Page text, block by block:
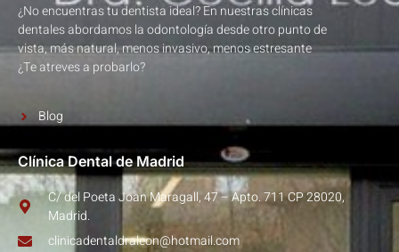
¿No encuentras tu dentista ideal? En nuestras clínicas
dentales abordamos la odontología desde otro punto de
vista, más natural, menos invasivo, menos estresante
¿Te atreves a probarlo?
Blog
Clínica Dental de Madrid
C/ del Poeta Joan Maragall, 47 – Apto. 711 CP 28020,
Madrid.
clinicadentaldraleon@hotmail.com